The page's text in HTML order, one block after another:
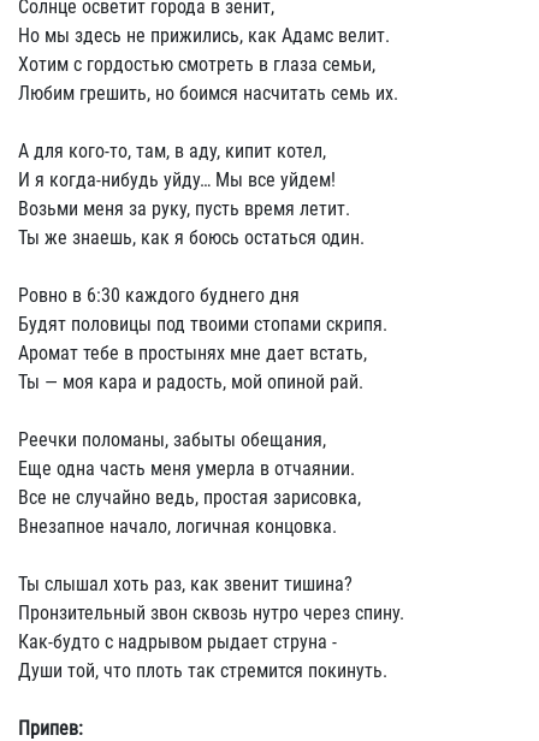
Солнце осветит города в зенит,
Но мы здесь не прижились, как Адамс велит.
Хотим с гордостью смотреть в глаза семьи,
Любим грешить, но боимся насчитать семь их.
А для кого-то, там, в аду, кипит котел,
И я когда-нибудь уйду… Мы все уйдем!
Возьми меня за руку, пусть время летит.
Ты же знаешь, как я боюсь остаться один.
Ровно в 6:30 каждого буднего дня
Будят половицы под твоими стопами скрипя.
Аромат тебе в простынях мне дает встать,
Ты — моя кара и радость, мой опиной рай.
Реечки поломаны, забыты обещания,
Еще одна часть меня умерла в отчаянии.
Все не случайно ведь, простая зарисовка,
Внезапное начало, логичная концовка.
Ты слышал хоть раз, как звенит тишина?
Пронзительный звон сквозь нутро через спину.
Как-будто с надрывом рыдает струна -
Души той, что плоть так стремится покинуть.
Припев: